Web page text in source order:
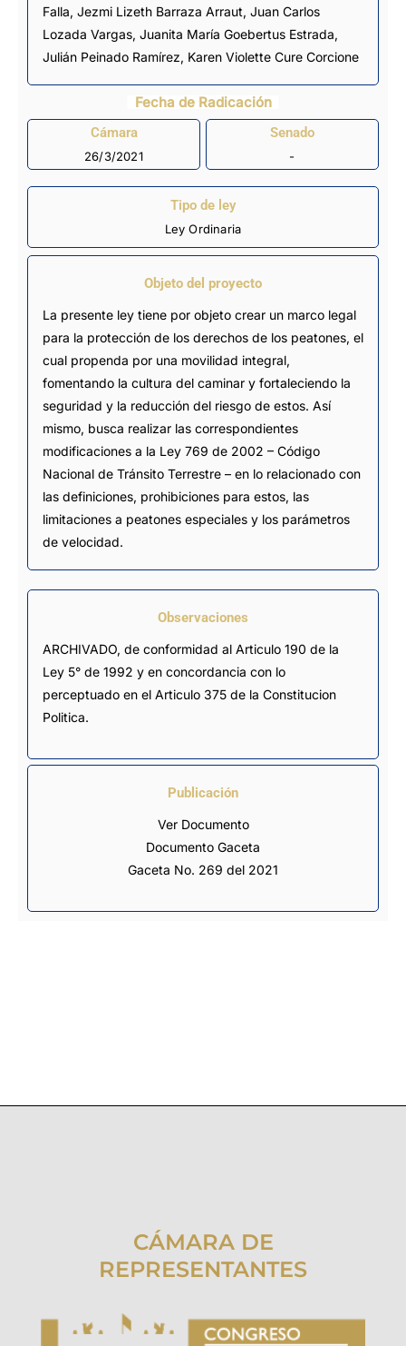
Falla, Jezmi Lizeth Barraza Arraut, Juan Carlos
Lozada Vargas, Juanita María Goebertus Estrada,
Julián Peinado Ramírez, Karen Violette Cure Corcione
Fecha de Radicación
Cámara
26/3/2021
Senado
-
Tipo de ley
Ley Ordinaria
Objeto del proyecto
La presente ley tiene por objeto crear un marco legal
para la protección de los derechos de los peatones, el
cual propenda por una movilidad integral,
fomentando la cultura del caminar y fortaleciendo la
seguridad y la reducción del riesgo de estos. Así
mismo, busca realizar las correspondientes
modificaciones a la Ley 769 de 2002 – Código
Nacional de Tránsito Terrestre – en lo relacionado con
las definiciones, prohibiciones para estos, las
limitaciones a peatones especiales y los parámetros
de velocidad.
Observaciones
ARCHIVADO, de conformidad al Articulo 190 de la
Ley 5° de 1992 y en concordancia con lo
perceptuado en el Articulo 375 de la Constitucion
Politica.
Publicación
Ver Documento
Documento Gaceta
Gaceta No. 269 del 2021
CÁMARA DE
REPRESENTANTES